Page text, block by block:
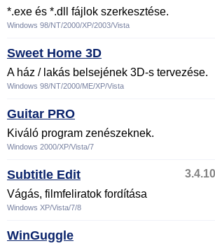
*.exe és *.dll fájlok szerkesztése.
Windows 98/NT/2000/XP/2003/Vista
Sweet Home 3D
A ház / lakás belsejének 3D-s tervezése.
Windows 98/NT/2000/ME/XP/Vista
Guitar PRO
Kiváló program zenészeknek.
Windows 2000/XP/Vista/7
Subtitle Edit
Vágás, filmfeliratok fordítása
Windows XP/Vista/7/8
WinGuggle